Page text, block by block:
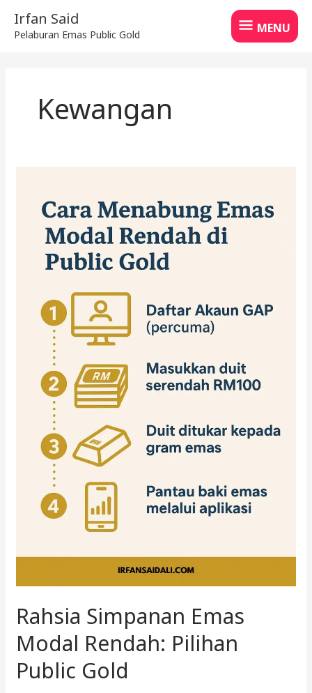
content
Irfan Said
Pelaburan Emas Public Gold
MENU
MENU
Kewangan
Rahsia Simpanan Emas
Modal Rendah: Pilihan
Public Gold
Emas
Modal
Rendah: